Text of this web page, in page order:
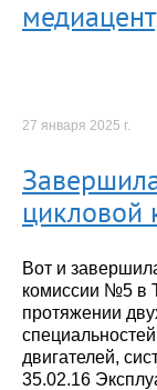
27 января 2025 г.
Вот и
комиссии №5 в
протяжении
двигателей,
35.02.16